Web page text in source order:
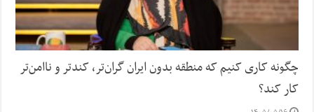
چگونه کاری کنیم که منطقه بدون ایران گران‌تر، کندتر و ناامن‌تر
کار کند؟